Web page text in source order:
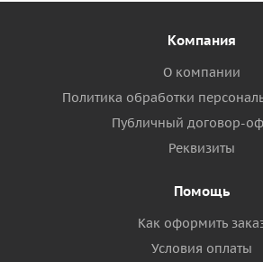
Компания
О компании
Политика обработки
Публичный договор-
Реквизиты
Помощь
Как оформить
Условия оплаты